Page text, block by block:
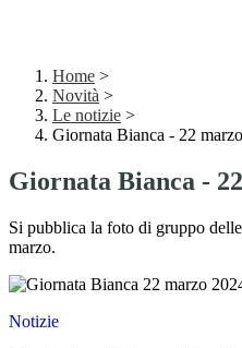
Home >
Novità >
Le notizie >
Giornata Bianca - 22
Giornata Bianca -
Si pubblica la foto di gruppo
marzo.
Notizie